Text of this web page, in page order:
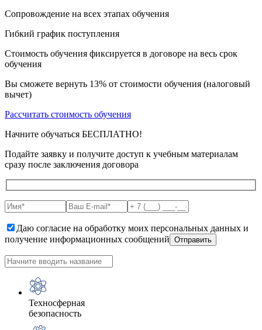
Сопровождение на всех этапах обучения
Гибкий график поступления
Стоимость обучения фиксируется в договоре на весь срок
обучения
Вы сможете вернуть 13% от стоимости обучения (налоговый
вычет)
Рассчитать стоимость обучения
Начните обучаться БЕСПЛАТНО!
Подайте заявку и получите доступ к учебным материалам
сразу после заключения договора
Даю согласие на обработку моих персональных данных и
получение информационных сообщений
Техносферная
безопасность